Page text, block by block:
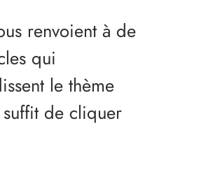
renvoient à de
qui
le thème
de cliquer